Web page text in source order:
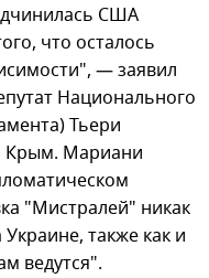
США
что осталось
— заявил
Национального
Тьери
Крым. Мариани
"Мистралей" никак
также как и
ведутся".